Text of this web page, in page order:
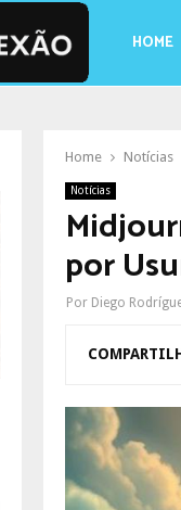
HOME
Home Notícias
Notícias
por
Por Diego